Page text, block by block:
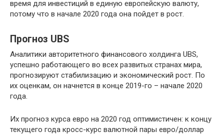
время для инвестиций в единую европейскую валюту,
потому что в начале 2020 года она пойдет в рост.
Прогноз UBS
Аналитики авторитетного финансового холдинга UBS,
успешно работающего во всех развитых странах мира,
прогнозируют стабилизацию и экономический рост. По
их оценкам, он начнется в конце 2019-го – начале 2020
года.
Их прогноз курса евро на 2020 год оптимистичен: к концу
текущего года кросс-курс валютной пары евро/доллар